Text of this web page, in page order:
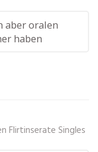
aber oralen
haben
Flirtinserate Singles